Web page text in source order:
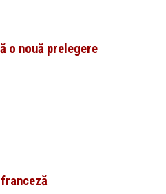
o nouă prelegere